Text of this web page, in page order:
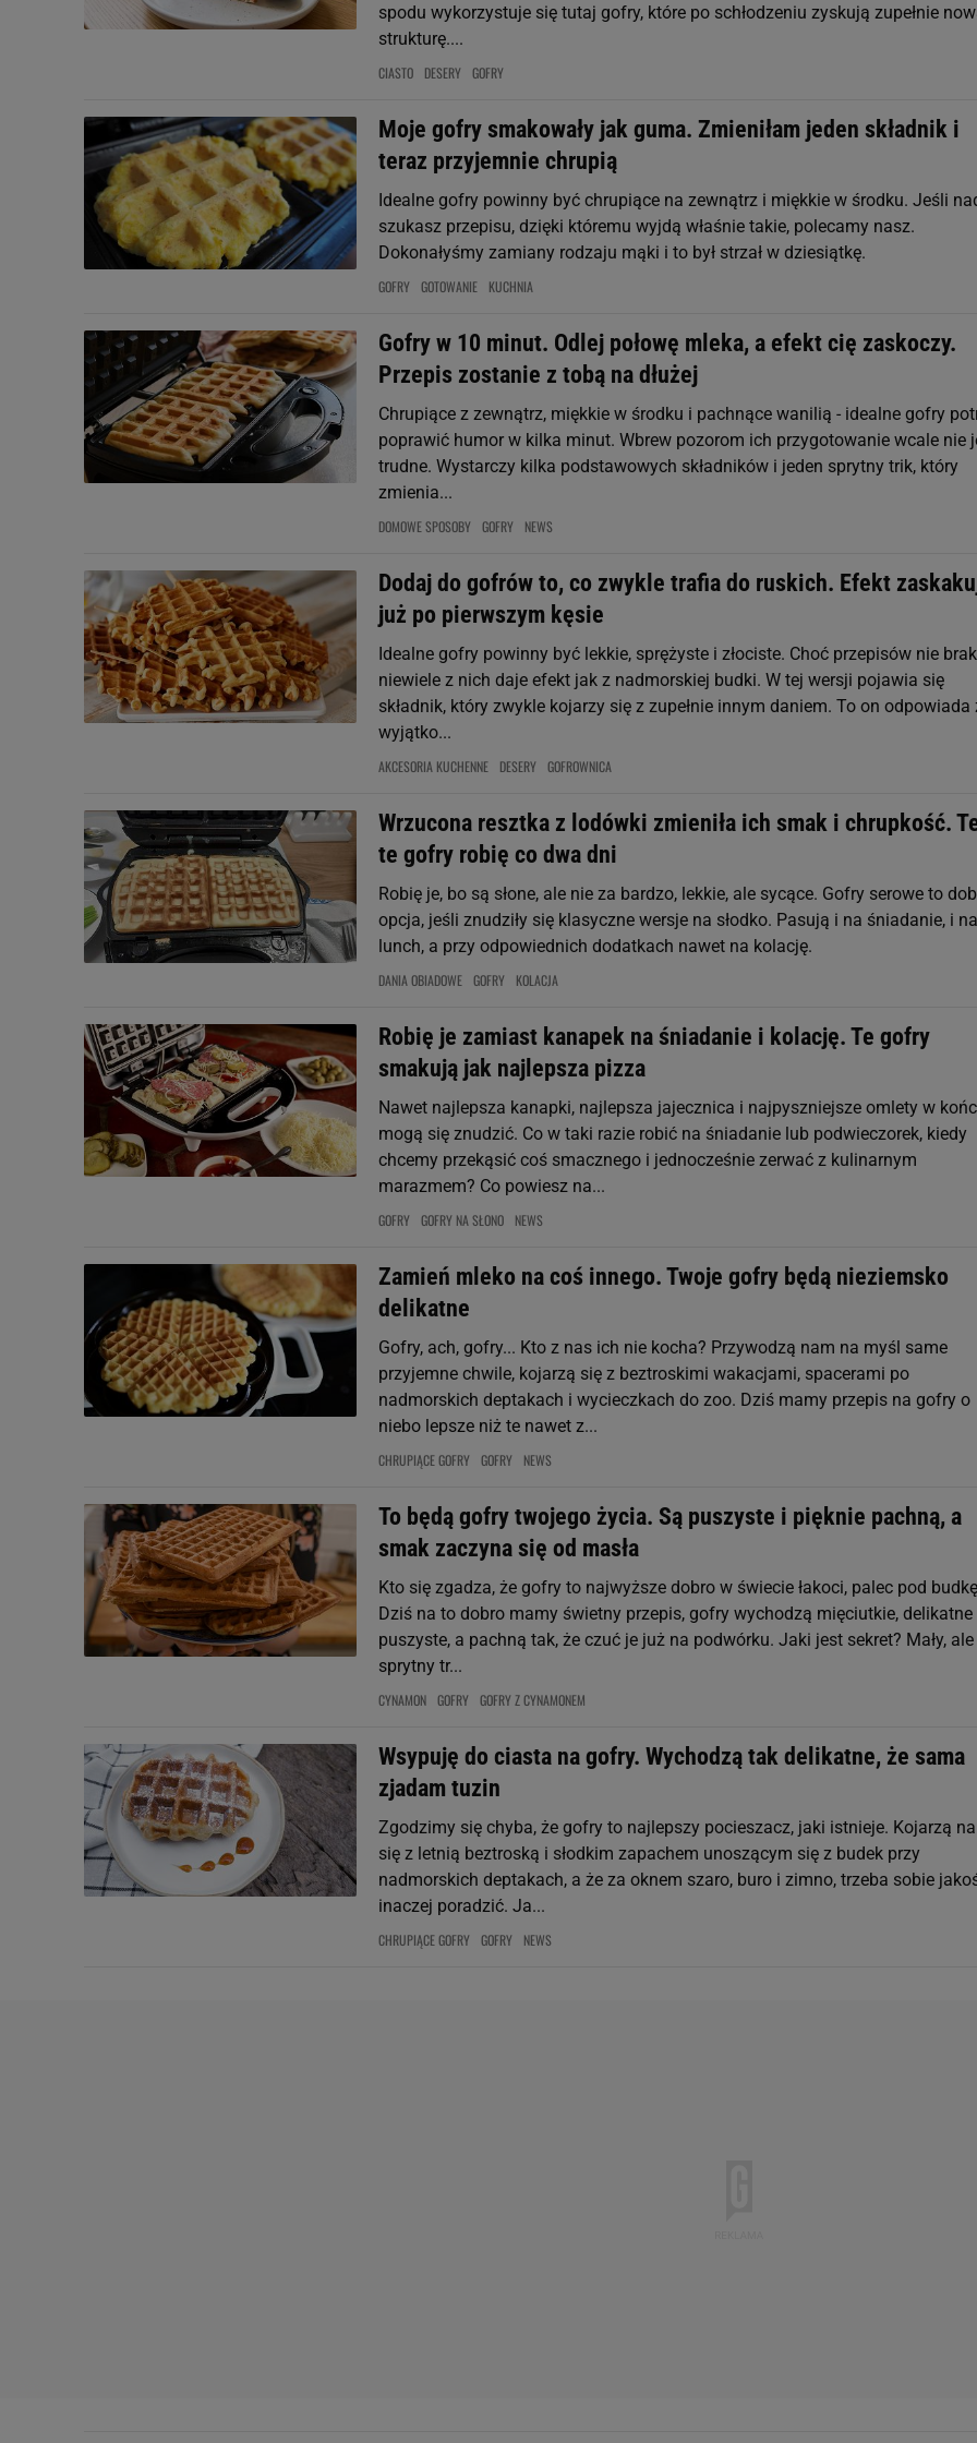
spodu wykorzystuje się tutaj gofry, które po schłodzeniu zyskują zupełnie
strukturę....
CIASTO DESERY GOFRY
Moje gofry smakowały jak guma. Zmieniłam jeden składnik i
teraz przyjemnie chrupią
Idealne gofry powinny być chrupiące na zewnątrz i miękkie w środku. Jeśli
szukasz przepisu, dzięki któremu wyjdą właśnie takie, polecamy nasz.
Dokonałyśmy zamiany rodzaju mąki i to był strzał w dziesiątkę.
GOFRY GOTOWANIE KUCHNIA
Gofry w 10 minut. Odlej połowę mleka, a efekt cię zaskoczy.
Przepis zostanie z tobą na dłużej
Chrupiące z zewnątrz, miękkie w środku i pachnące wanilią - idealne gofry
poprawić humor w kilka minut. Wbrew pozorom ich przygotowanie wcale nie
trudne. Wystarczy kilka podstawowych składników i jeden sprytny trik, który
zmienia...
DOMOWE SPOSOBY GOFRY NEWS
Dodaj do gofrów to, co zwykle trafia do ruskich. Efekt
już po pierwszym kęsie
Idealne gofry powinny być lekkie, sprężyste i złociste. Choć przepisów nie
niewiele z nich daje efekt jak z nadmorskiej budki. W tej wersji pojawia się
składnik, który zwykle kojarzy się z zupełnie innym daniem. To on odpowiada
wyjątko...
AKCESORIA KUCHENNE DESERY GOFROWNICA
Wrzucona resztka z lodówki zmieniła ich smak i chrupkość.
te gofry robię co dwa dni
Robię je, bo są słone, ale nie za bardzo, lekkie, ale sycące. Gofry serowe to
opcja, jeśli znudziły się klasyczne wersje na słodko. Pasują i na śniadanie, i na
lunch, a przy odpowiednich dodatkach nawet na kolację.
DANIA OBIADOWE GOFRY KOLACJA
Robię je zamiast kanapek na śniadanie i kolację. Te gofry
smakują jak najlepsza pizza
Nawet najlepsza kanapki, najlepsza jajecznica i najpyszniejsze omlety w
mogą się znudzić. Co w taki razie robić na śniadanie lub podwieczorek, kiedy
chcemy przekąsić coś smacznego i jednocześnie zerwać z kulinarnym
marazmem? Co powiesz na...
GOFRY GOFRY NA SŁONO NEWS
Zamień mleko na coś innego. Twoje gofry będą nieziemsko
delikatne
Gofry, ach, gofry... Kto z nas ich nie kocha? Przywodzą nam na myśl same
przyjemne chwile, kojarzą się z beztroskimi wakacjami, spacerami po
nadmorskich deptakach i wycieczkach do zoo. Dziś mamy przepis na gofry o
niebo lepsze niż te nawet z...
CHRUPIĄCE GOFRY GOFRY NEWS
To będą gofry twojego życia. Są puszyste i pięknie pachną, a
smak zaczyna się od masła
Kto się zgadza, że gofry to najwyższe dobro w świecie łakoci, palec pod
Dziś na to dobro mamy świetny przepis, gofry wychodzą mięciutkie, delikatne
puszyste, a pachną tak, że czuć je już na podwórku. Jaki jest sekret? Mały, ale
sprytny tr...
CYNAMON GOFRY GOFRY Z CYNAMONEM
Wsypuję do ciasta na gofry. Wychodzą tak delikatne, że sama
zjadam tuzin
Zgodzimy się chyba, że gofry to najlepszy pocieszacz, jaki istnieje. Kojarzą
się z letnią beztroską i słodkim zapachem unoszącym się z budek przy
nadmorskich deptakach, a że za oknem szaro, buro i zimno, trzeba sobie
inaczej poradzić. Ja...
CHRUPIĄCE GOFRY GOFRY NEWS